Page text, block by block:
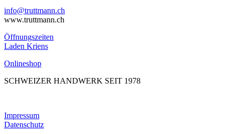
hc.nnamtturt@ofni
www.truttmann.ch
Öffnungszeiten
Laden Kriens
Onlineshop
SCHWEIZER HANDWERK SEIT 1978
Impressum
Datenschutz